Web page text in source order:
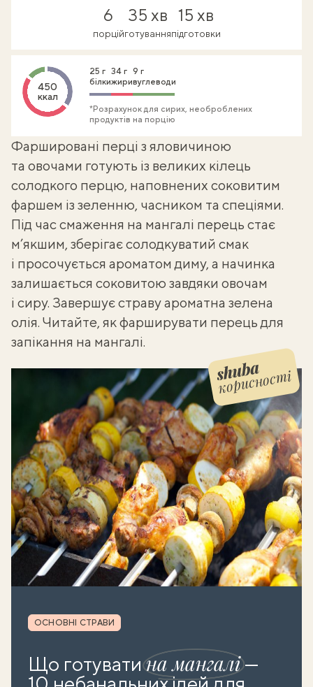
6
порцій
35 хв
готування
15 хв
підготовки
450
ккал
25 г
білки
34 г
жири
9 г
вуглеводи
*Розрахунок для сирих, необроблених
продуктів на порцію
Фаршировані перці з яловичиною
та овочами готують із великих кілець
солодкого перцю, наповнених соковитим
фаршем із зеленню, часником та спеціями.
Під час смаження на мангалі перець стає
м’якшим, зберігає солодкуватий смак
і просочується ароматом диму, а начинка
залишається соковитою завдяки овочам
і сиру. Завершує страву ароматна зелена
олія. Читайте, як фарширувати перець для
запікання на мангалі.
корисності
Рубрика
ОСНОВНІ СТРАВИ
Що готуватина мангалі—